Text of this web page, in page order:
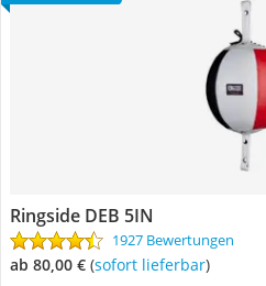
Ringside DEB 5IN
1927 Bewertungen
ab 80,00 € ( Sofort lieferbar)